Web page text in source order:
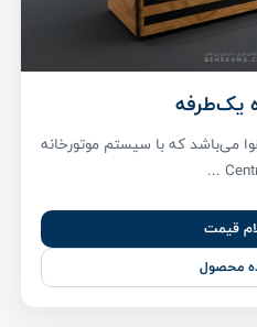
یک‌طرفه
می‌باشد که با سیستم موتورخانه
قیمت
محصول